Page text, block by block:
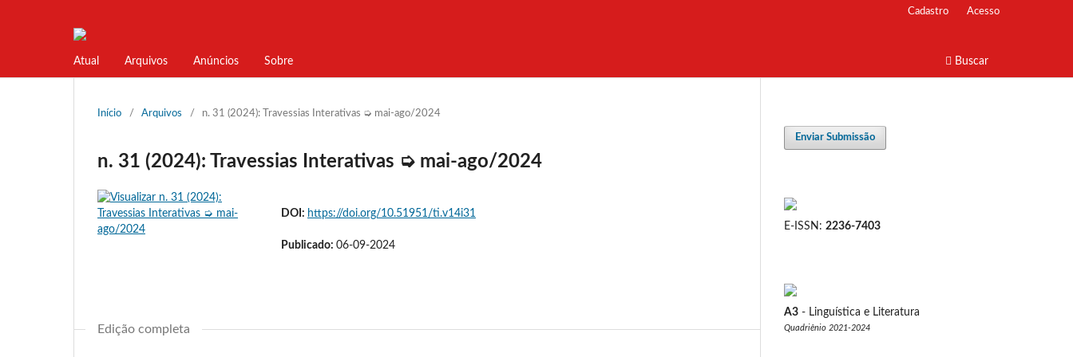
Atual Arquivos Anúncios Sobre Buscar
Cadastro Acesso
Início / Arquivos / n. 31 (2024): Travessias Interativas ➭ mai-ago/2024
n. 31 (2024): Travessias Interativas ➭ mai-ago/2024
DOI: https://doi.org/10.51951/ti.v14i31
Publicado: 06-09-2024
Edição completa
Enviar Submissão
E-ISSN: 2236-7403
A3 - Linguística e Literatura
Quadriênio 2021-2024